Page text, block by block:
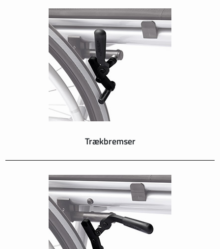
Trækbremser